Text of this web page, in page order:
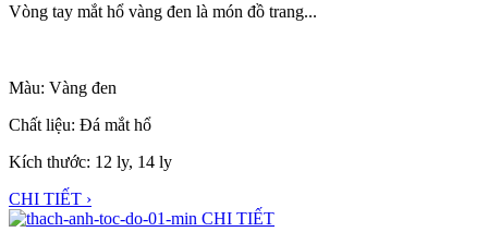
Vòng tay mắt hổ vàng đen là món đồ trang...
Màu: Vàng đen
Chất liệu: Đá mắt hổ
Kích thước: 12 ly, 14 ly
CHI TIẾT ›
CHI TIẾT